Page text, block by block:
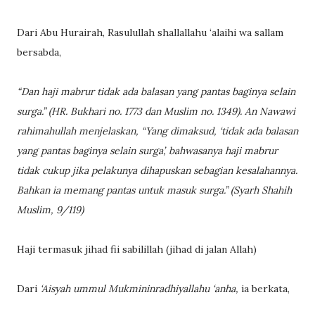
Dari Abu Hurairah, Rasulullah shallallahu ‘alaihi wa sallam
bersabda,
“Dan haji mabrur tidak ada balasan yang pantas baginya selain
surga.” (HR. Bukhari no. 1773 dan Muslim no. 1349). An Nawawi
rahimahullah menjelaskan, “Yang dimaksud, ‘tidak ada balasan
yang pantas baginya selain surga’, bahwasanya haji mabrur
tidak cukup jika pelakunya dihapuskan sebagian kesalahannya.
Bahkan ia memang pantas untuk masuk surga.” (Syarh Shahih
Muslim, 9/119)
Haji termasuk jihad fii sabilillah (jihad di jalan Allah)
Dari ‘Aisyah ummul Mukmininradhiyallahu ‘anha, ia berkata,